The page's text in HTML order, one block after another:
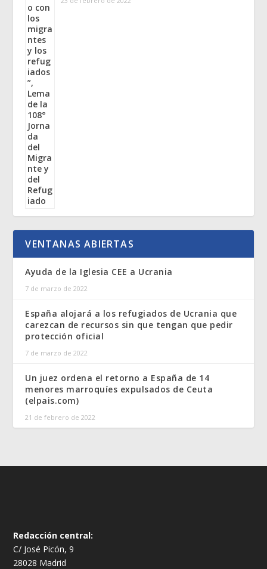
VENTANAS ABIERTAS
Ayuda de la Iglesia CEE a Ucrania
7 de marzo de 2022
España alojará a los refugiados de Ucrania que
carezcan de recursos sin que tengan que pedir
protección oficial
7 de marzo de 2022
Un juez ordena el retorno a España de 14
menores marroquíes expulsados de Ceuta
(elpais.com)
21 de febrero de 2022
Redacción central:
C/ José Picón, 9
28028 Madrid